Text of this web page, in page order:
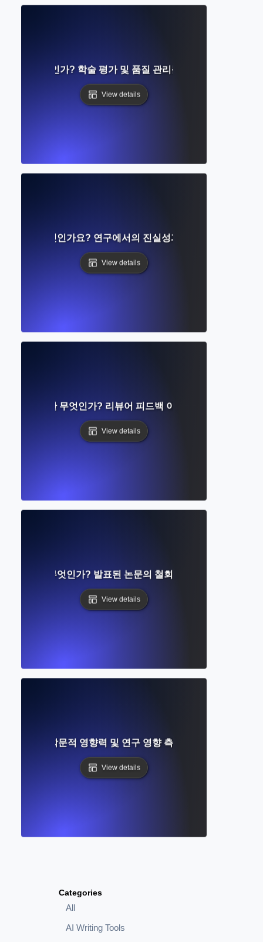
Categories
All
AI Writing Tools
란 무엇인가? 학술 평가 및 품질 관리를 위한 단계별 가이드
View details
윤리가 무엇인가요? 연구에서의 진실성과 책임 이해하기
View details
의 거절이란 무엇인가? 리뷰어 피드백 이해하기 및 수정 방법
View details
랙션이란 무엇인가? 발표된 논문의 철회 및 그 의미 이해
View details
엇인가? 학문적 영향력 및 연구 영향 측정에 대한 완전 가이
View details